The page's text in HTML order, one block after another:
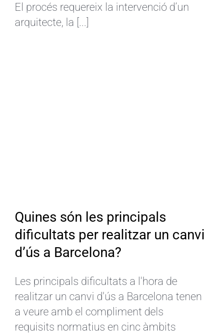
El procés requereix la intervenció d’un
arquitecte, la [...]
Quines són les principals
dificultats per realitzar un canvi
d’ús a Barcelona?
Les principals dificultats a l'hora de
realitzar un canvi d'ús a Barcelona tenen
a veure amb el compliment dels
requisits normatius en cinc àmbits